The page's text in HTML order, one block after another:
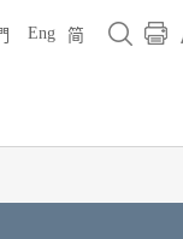
Eng 简